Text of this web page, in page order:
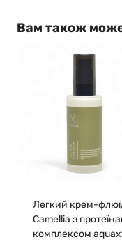
Вам також
Легкий крем-
Сamellia з
комплексом